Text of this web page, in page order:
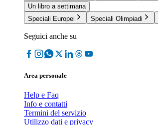
Un libro a settimana
Speciali Europei
Speciali Olimpiadi
Seguici anche su
Area personale
Help e Faq
Info e contatti
Termini del servizio
Utilizzo dati e privacy